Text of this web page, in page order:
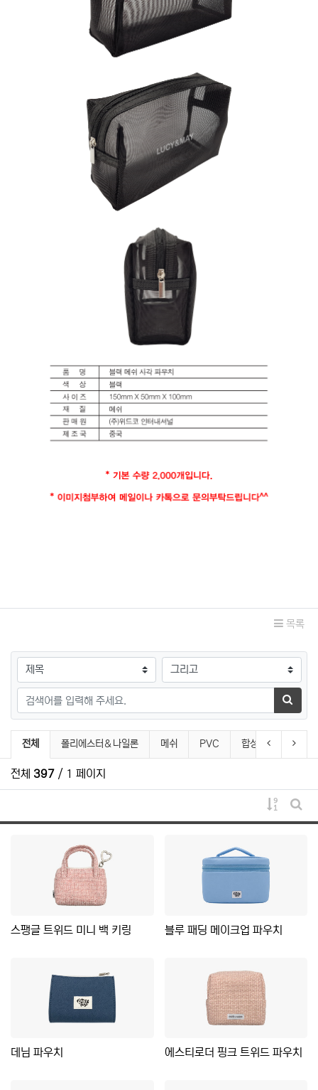
목록
검색대상
검색어
검색하
pouch 분류 목록
전체 폴리에스터＆나일론 메쉬 PVC 합성피혁이전 분류다음
전체 397 / 1 페이지
게시물
게시
스팽글 트위드 미니 백 키링 블루 패딩 메이크업 파우치
데님 파우치 에스티로더 핑크 트위드 파우치